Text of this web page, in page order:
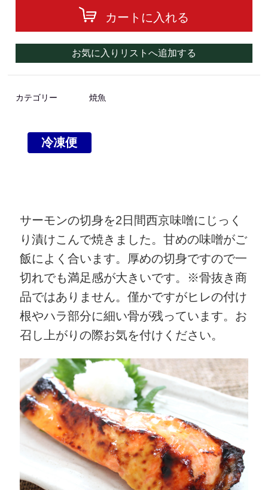
カートに入れる
お気に入りリストへ追加する
カテゴリー 焼魚
冷凍便
サーモンの切身を2日間西京味噌にじっく
り漬けこんで焼きました。甘めの味噌がご
飯によく合います。厚めの切身ですので一
切れでも満足感が大きいです。※骨抜き商
品ではありません。僅かですがヒレの付け
根やハラ部分に細い骨が残っています。お
召し上がりの際お気を付けください。